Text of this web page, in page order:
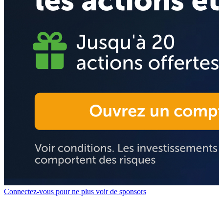
Connectez-vous pour ne plus voir de sponsors